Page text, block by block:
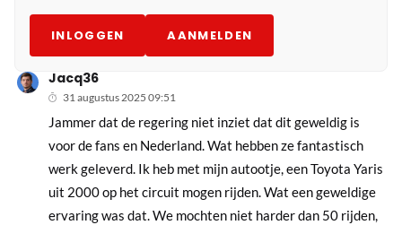
INLOGGEN AANMELDEN
Jacq36
31 augustus 2025 09:51
Jammer dat de regering niet inziet dat dit geweldig is
voor de fans en Nederland. Wat hebben ze fantastisch
werk geleverd. Ik heb met mijn autootje, een Toyota Yaris
uit 2000 op het circuit mogen rijden. Wat een geweldige
ervaring was dat. We mochten niet harder dan 50 rijden,